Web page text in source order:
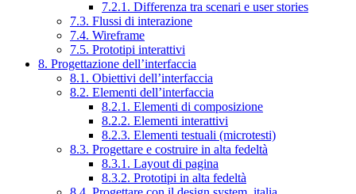
7.2.1. Differenza tra scenari e user stories
7.3. Flussi di interazione
7.4. Wireframe
7.5. Prototipi interattivi
8. Progettazione dell’interfaccia
8.1. Obiettivi dell’interfaccia
8.2. Elementi dell’interfaccia
8.2.1. Elementi di composizione
8.2.2. Elementi interattivi
8.2.3. Elementi testuali (microtesti)
8.3. Progettare e costruire in alta fedeltà
8.3.1. Layout di pagina
8.3.2. Prototipi in alta fedeltà